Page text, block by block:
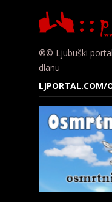
®© Ljubuški
dlanu
LJPORTAL.COM/